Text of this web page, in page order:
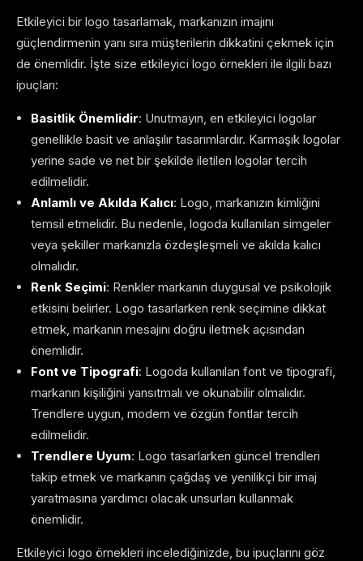
Etkileyici bir logo tasarlamak, markanızın imajını
güçlendirmenin yanı sıra müşterilerin dikkatini çekmek için
de önemlidir. İşte size etkileyici logo örnekleri ile ilgili bazı
ipuçları:
Basitlik Önemlidir: Unutmayın, en etkileyici logolar
genellikle basit ve anlaşılır tasarımlardır. Karmaşık logolar
yerine sade ve net bir şekilde iletilen logolar tercih
edilmelidir.
Anlamlı ve Akılda Kalıcı: Logo, markanızın kimliğini
temsil etmelidir. Bu nedenle, logoda kullanılan simgeler
veya şekiller markanızla özdeşleşmeli ve akılda kalıcı
olmalıdır.
Renk Seçimi: Renkler markanın duygusal ve psikolojik
etkisini belirler. Logo tasarlarken renk seçimine dikkat
etmek, markanın mesajını doğru iletmek açısından
önemlidir.
Font ve Tipografi: Logoda kullanılan font ve tipografi,
markanın kişiliğini yansıtmalı ve okunabilir olmalıdır.
Trendlere uygun, modern ve özgün fontlar tercih
edilmelidir.
Trendlere Uyum: Logo tasarlarken güncel trendleri
takip etmek ve markanın çağdaş ve yenilikçi bir imaj
yaratmasına yardımcı olacak unsurları kullanmak
önemlidir.
Etkileyici logo örnekleri incelediğinizde, bu ipuçlarını göz